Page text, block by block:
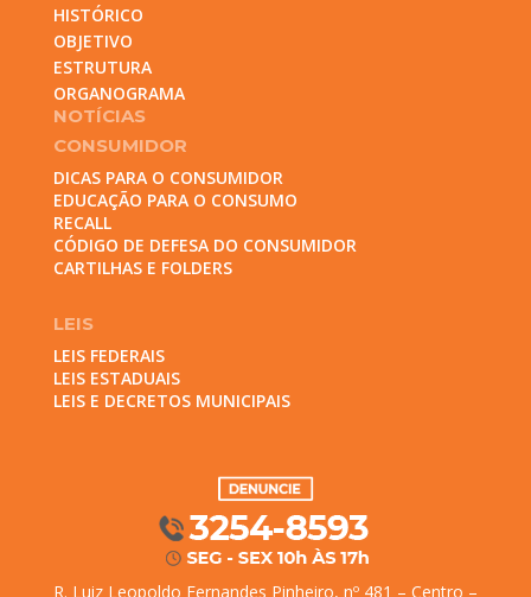
HISTÓRICO
OBJETIVO
ESTRUTURA
ORGANOGRAMA
NOTÍCIAS
CONSUMIDOR
DICAS PARA O CONSUMIDOR
EDUCAÇÃO PARA O CONSUMO
RECALL
CÓDIGO DE DEFESA DO CONSUMIDOR
CARTILHAS E FOLDERS
LEIS
LEIS FEDERAIS
LEIS ESTADUAIS
LEIS E DECRETOS MUNICIPAIS
R. Luiz Leopoldo Fernandes Pinheiro, nº 481 – Centro –